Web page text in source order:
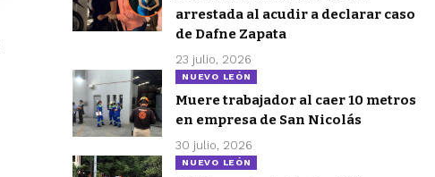
arrestada al acudir a declarar caso
de Dafne Zapata
23 julio, 2026
NUEVO LEÓN
Muere trabajador al caer 10 metros
en empresa de San Nicolás
30 julio, 2026
NUEVO LEÓN